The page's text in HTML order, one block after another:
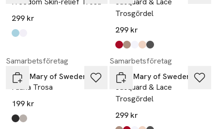
299 kr
Produkten finns i färgerna:
svart
vit
Trosgördel
299 kr
Produkten finns i färgerna:
röd,
taupe
vit,
beige
mörkgrå,
Samarbetsföretag
Miss Mary of Sweden
Fauna Trosa
199 kr
Produkten finns i färgerna:
svart
champagne
Samarbetsföretag
Miss Mary of Sweden
Jacquard & Lace
Trosgördel
299 kr